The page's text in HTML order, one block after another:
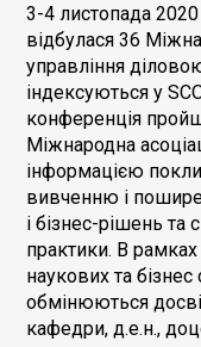
3-4 листопада 2020
відбулася 36
управління
індексуються у
конференція
Міжнародна
інформацією
вивченню і
і бізнес-рішень
практики. В
наукових та
обмінюються
кафедри, д.е.н.,